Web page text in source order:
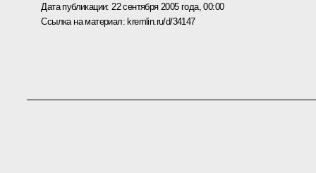
Дата публикации: 22 сентября 2005 года, 00:00
Ссылка на материал:kremlin.ru/d/34147